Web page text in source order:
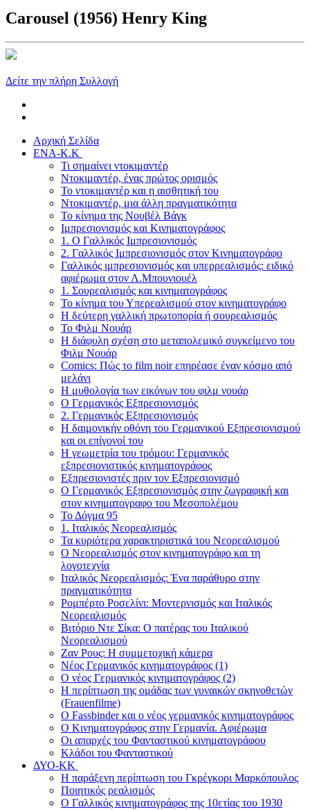
Carousel (1956) Henry King
Δείτε την πλήρη Συλλογή
Αρχική Σελίδα
ENA-K.K
Τι σημαίνει ντοκιμαντέρ
Ντοκιμαντέρ, ένας πρώτος ορισμός
Το ντοκιμαντέρ και η αισθητική του
Ντοκιμαντέρ, μια άλλη πραγματικότητα
Το κίνημα της Νουβέλ Βάγκ
Ιμπρεσιονισμός και Κινηματογράφος
1. Ο Γαλλικός Ιμπρεσιονισμός
2. Γαλλικός Ιμπρεσιονισμός στον Κινηματογράφο
Γαλλικός ιμπρεσιονισμός και υπερρεαλισμός: ειδικό
αφιέρωμα στον Λ.Μπουνιουέλ
1. Σουρεαλισμός και κινηματογράφος
Το κίνημα του Υπερεαλισμού στον κινηματογράφο
Η δεύτερη γαλλική πρωτοπορία ή σουρεαλισμός
Το Φιλμ Νουάρ
Η διάφυλη σχέση στο μεταπολεμικό συγκείμενο του
Φιλμ Νουάρ
Comics: Πώς τo film noir επηρέασε έναν κόσμο από
μελάνι
Η μυθολογία των εικόνων του φιλμ νουάρ
O Γερμανικός Εξπρεσιονισμός
2. Γερμανικός Εξπρεσιονισμός
Η δαιμονικήν οθόνη του Γερμανικού Εξπρεσιονισμού
και οι επίγονοί του
Η γεωμετρία του τρόμου: Γερμανικός
εξπρεσιονιστικός κινηματογράφος
Εξπρεσιονιστές πριν τον Εξπρεσιονισμό
Ο Γερμανικός Εξπρεσιονισμός στην ζωγραφική και
στον κινηματογραφο του Μεσοπολέμου
Το Δόγμα 95
1. Ιταλικός Νεορεαλισμός
Τα κυριότερα χαρακτηριστικά του Νεορεαλισμού
Ο Νεορεαλισμός στον κινηματογράφο και τη
λογοτεχνία
Ιταλικός Νεορεαλισμός: Ένα παράθυρο στην
πραγματικότητα
Ρομπέρτο Ροσελίνι: Μοντερνισμός και Ιταλικός
Νεορεαλισμός
Βιτόριο Ντε Σίκα: Ο πατέρας του Iταλικού
Νεορεαλισμού
Ζαν Ρους: Η συμμετοχική κάμερα
Νέος Γερμανικός κινηματογράφος (1)
Ο νέος Γερμανικός κινηματογράφος (2)
Η περίπτωση της ομάδας των γυναικών σκηνοθετών
(Frauenfilme)
O Fassbinder και ο νέος γερμανικός κινηματογράφος
Ο Κινηματογράφος στην Γερμανία. Αφιέρωμα
Οι απαρχές του Φανταστικού κινηματογράφου
Κλάδοι του Φανταστικού
ΔΥΟ-ΚΚ
Η παράξενη περίπτωση του Γκρέγκορι Μαρκόπουλος
Ποιητικός ρεαλισμός
Ο Γαλλικός κινηματογράφος της 10ετίας του 1930